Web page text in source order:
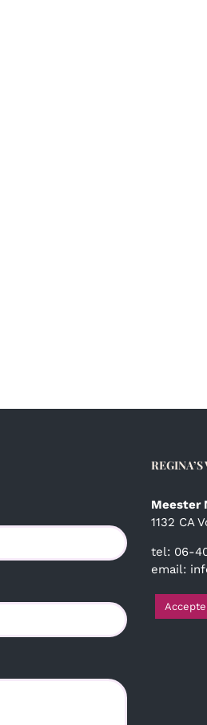
Meester
1132 CA
tel: 06-
email: